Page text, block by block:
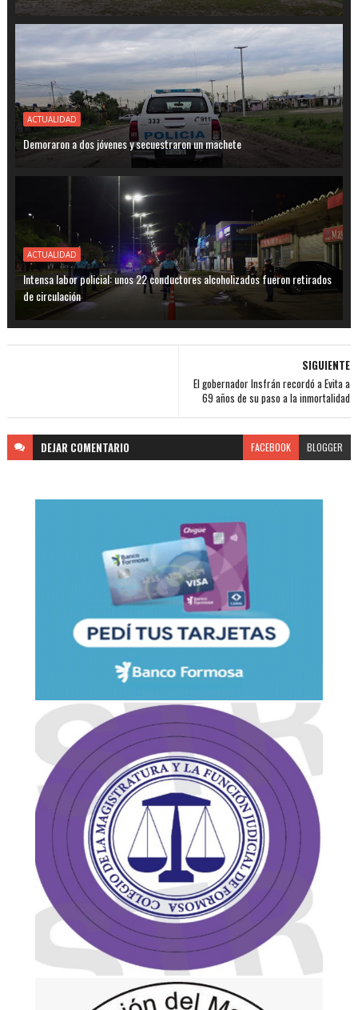
ACTUALIDAD
Demoraron a dos jóvenes y secuestraron un machete
ACTUALIDAD
Intensa labor policial: unos 22 conductores alcoholizados fueron retirados
de circulación
SIGUIENTE
El gobernador Insfrán recordó a Evita a
69 años de su paso a la inmortalidad
DEJAR COMENTARIO FACEBOOK BLOGGER